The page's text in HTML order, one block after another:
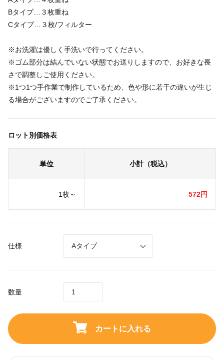
Bタイプ…３枚重ね
Cタイプ…３枚/フィルター
※お洗濯は優しく手洗いで行ってください。
※ゴム部分は結んでいない状態でお送りしますので、お好きな長
さで調整しご使用ください。
※1つ1つ手作業で制作しているため、色や形に若干の違いが生じ
る場合がございますのでご了承ください。
ロット別価格表
単位 小計（税込）
1枚～ 572円
仕様
数量
カートに入れる